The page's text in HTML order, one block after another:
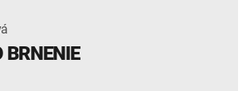
čítanie!
BRNENIE